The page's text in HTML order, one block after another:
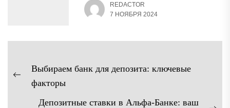
REDACTOR
7 НОЯБРЯ 2024
Навигация
по
записям
Предыдущая
Выбираем банк для депозита: ключевые
факторы
Депозитные ставки в Альфа-Банке: ваш